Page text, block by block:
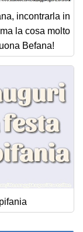
incontrarla in
la cosa molto
Befana!